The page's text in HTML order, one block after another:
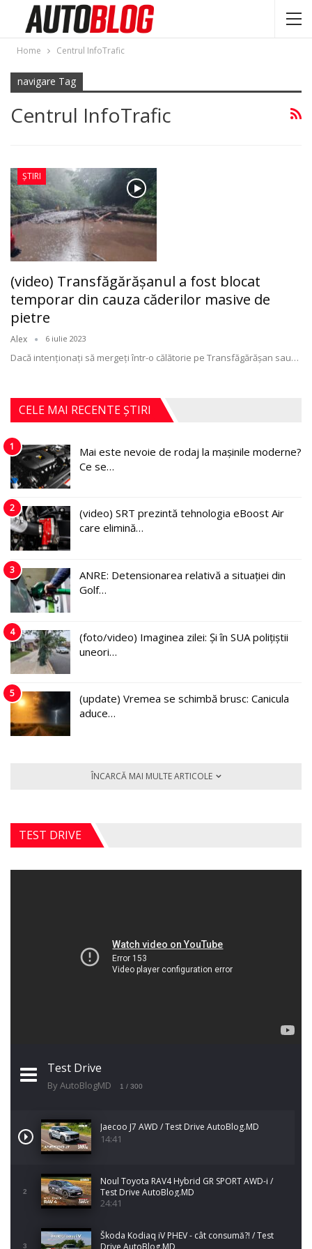
Home Centrul InfoTrafic
navigare Tag
Centrul InfoTrafic
ȘTIRI
(video) Transfăgărășanul a fost blocat
temporar din cauza căderilor masive de
pietre
Alex 6 iulie 2023
Dacă intenționați să mergeţi într-o călătorie pe Transfăgărășan sau…
CELE MAI RECENTE ȘTIRI
1
Mai este nevoie de rodaj la mașinile moderne?
Ce se…
2
(video) SRT prezintă tehnologia eBoost Air
care elimină…
3
ANRE: Detensionarea relativă a situației din
Golf…
4
(foto/video) Imaginea zilei: Și în SUA polițiștii
uneori…
5
(update) Vremea se schimbă brusc: Canicula
aduce…
ÎNCARCĂ MAI MULTE ARTICOLE
TEST DRIVE
Test Drive
By AutoBlogMD 1 / 300
Jaecoo J7 AWD / Test Drive AutoBlog.MD
14:41
2
Noul Toyota RAV4 Hybrid GR SPORT AWD-i /
Test Drive AutoBlog.MD
24:41
3
Škoda Kodiaq iV PHEV - cât consumă?! / Test
Drive AutoBlog.MD